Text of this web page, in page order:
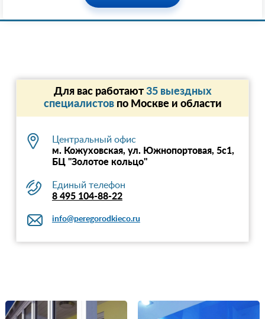
Для вас работают35 выездных
специалистовпо Москве и области
Центральный офис
м. Кожуховская, ул. Южнопортовая, 5с1,
БЦ "Золотое кольцо"
Единый телефон
8 495 104-88-22
info@peregorodkieco.ru